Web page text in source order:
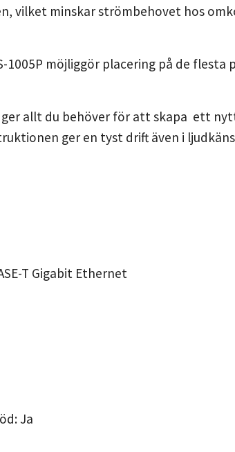
vilket minskar strömbehovet hos
1005P möjliggör placering på de
allt du behöver för att skapa ett
ger en tyst drift även i
T Gigabit Ethernet
Ja